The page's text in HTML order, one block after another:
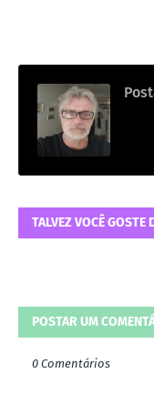
TALVEZ VOCÊ GOSTE
POSTAR UM
0 Comentários